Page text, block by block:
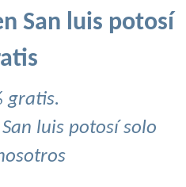
San luis potosí
gratis.
luis potosí solo